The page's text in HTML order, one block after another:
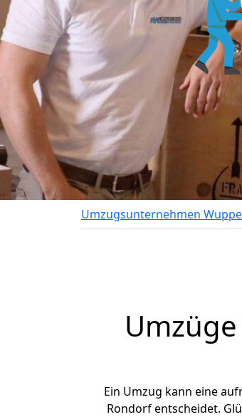
Umzugsunternehmen
Ein Umzug kann eine
Rondorf entscheidet.